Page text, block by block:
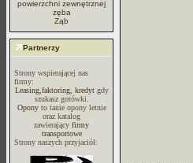
powierzchni zewnętrznej
zęba
Ząb
Partnerzy
Strony wspierającej nas
firmy:
Leasing,faktoring, kredytgdy
szukasz gotówki.
Oponyto tanie opony letnie
oraz katalog
zawierający firmy
transportowe
Strony naszych przyjaciół: